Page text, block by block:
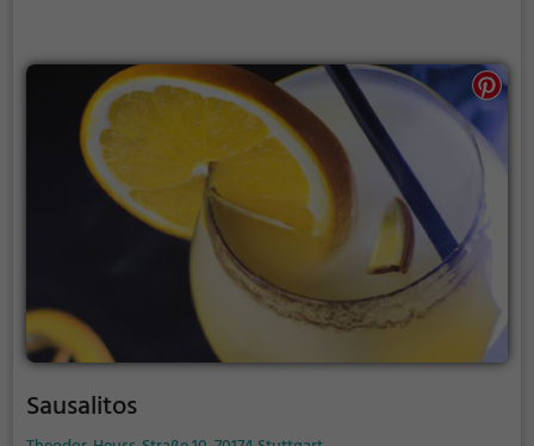
Mischung aus gutem Essen, toller Musik und
entspannter Atmosphäre sucht, der ist hier genau
richtig. Also auf nach Sausalitos und genieße einen
unvergesslichen Abend!
Sausalitos